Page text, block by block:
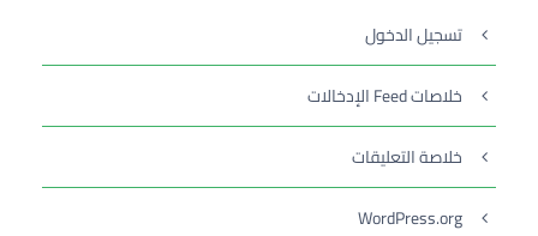
تسجيل الدخول
خلاصات Feed الإدخالات
خلاصة التعليقات
WordPress.org